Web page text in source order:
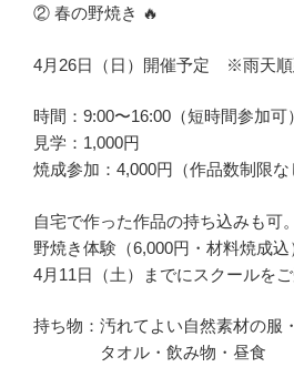
② 春の野焼き 🔥
4月26日（日）開催予定 ※雨天順
時間：9:00〜16:00（短時間参加可）
見学：1,000円
焼成参加：4,000円（作品数制限な
自宅で作った作品の持ち込みも可。
野焼き体験（6,000円・材料焼成込
4月11日（土）までにスクールをご
持ち物：汚れてよい自然素材の服
タオル・飲み物・昼食